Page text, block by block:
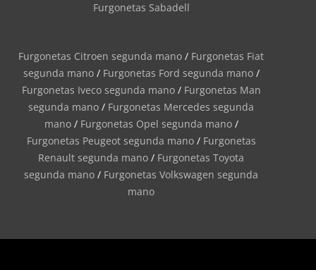
Furgonetas Sabadell
Furgonetas Citroen segunda mano / Furgonetas Fiat
segunda mano/ Furgonetas Ford segunda mano/
Furgonetas Iveco segunda mano/ Furgonetas Man
segunda mano / Furgonetas Mercedes segunda
mano/ Furgonetas Opel segunda mano/
Furgonetas Peugeot segunda mano/ Furgonetas
Renault segunda mano / Furgonetas Toyota
segunda mano / Furgonetas Volkswagen segunda
mano